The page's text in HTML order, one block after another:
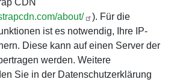
CDN
about/
). Für die
ist es notwendig, Ihre IP-
Diese kann auf einen Server der
werden. Weitere
Sie in der Datenschutzerklärung